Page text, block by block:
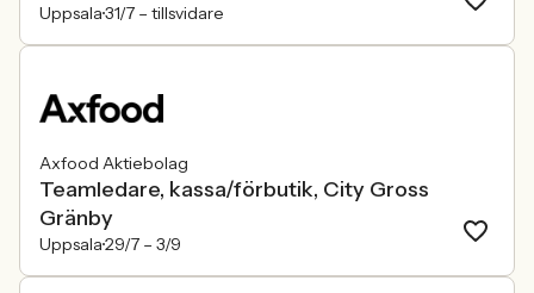
Uppsala31/7 – tillsvidare
Axfood Aktiebolag
Teamledare, kassa/förbutik, City Gross
Gränby
Uppsala29/7 – 3/9